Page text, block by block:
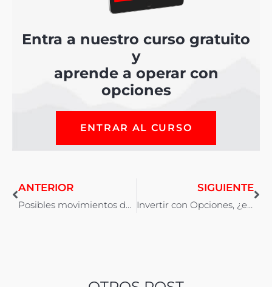
Entra a nuestro curso gratuito
y
aprende a operar con
opciones
ENTRAR AL CURSO
ANTERIOR
Posibles movimientos de Insiders
SIGUIENTE
Invertir con Opciones, ¿es posible? (Parte I)